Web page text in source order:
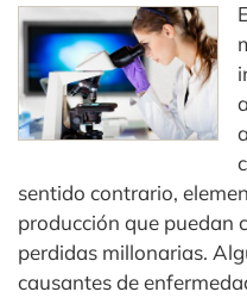
sentido contrario,
producción que puedan
perdidas millonarias.
causantes de